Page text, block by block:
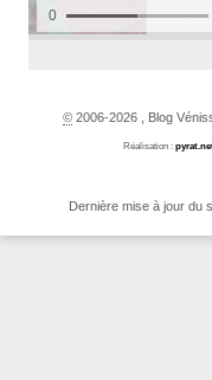
©2006-2026 , Blog
Réalisation :
Dernière mise à jour du